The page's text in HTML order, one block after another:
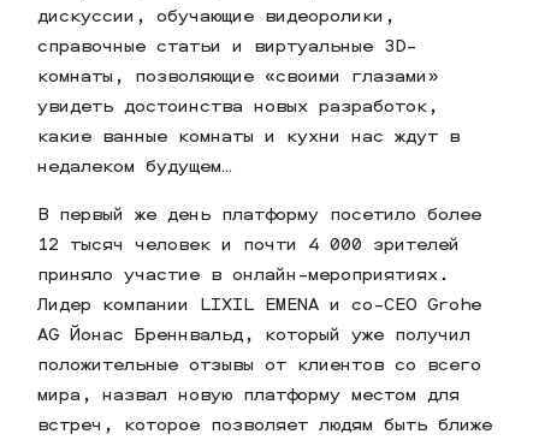
дискуссии, обучающие видеоролики,
справочные статьи и виртуальные 3D-
комнаты, позволяющие «своими глазами»
увидеть достоинства новых разработок,
какие ванные комнаты и кухни нас ждут в
недалеком будущем…
В первый же день платформу посетило более
12 тысяч человек и почти 4 000 зрителей
приняло участие в онлайн-мероприятиях.
Лидер компании LIXIL EMENA и co-CEO Grohe
AG Йонас Бреннвальд, который уже получил
положительные отзывы от клиентов со всего
мира, назвал новую платформу местом для
встреч, которое позволяет людям быть ближе